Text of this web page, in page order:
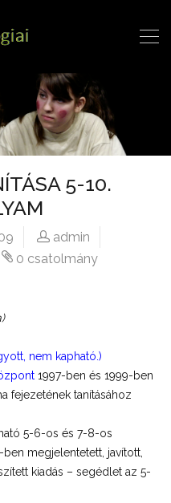
5-10.
admin
0 csatolmány
nem kapható.)
1997-ben és 1999-ben
fejezetének tanításához
5-6-os és 7-8-os
megjelentetett, javított,
kiadás – segédlet az 5-